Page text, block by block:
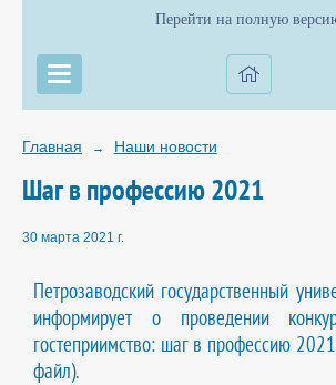
Перейти на полную
Главная → Наши новости
Шаг в профессию 2021
30 марта 2021 г.
Петрозаводский государственный
информирует о проведении
гостеприимство: шаг в профессию
файл).